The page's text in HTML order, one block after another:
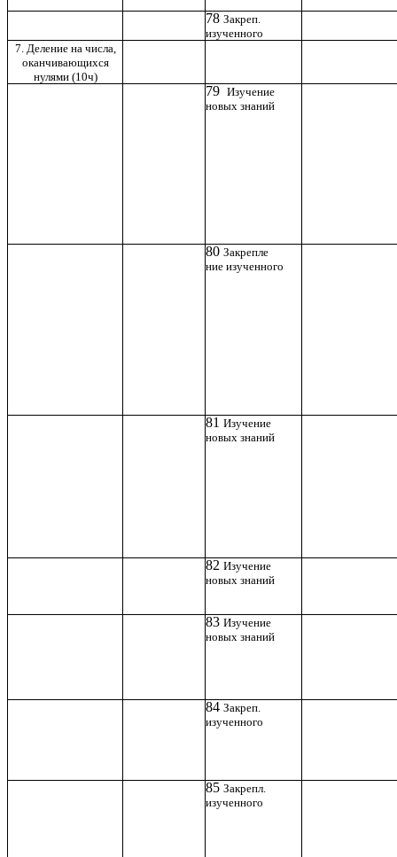
78 Закреп.
изученного
7. Деление на числа,
оканчивающихся
нулями (10ч)
79 Изучение
новых знаний
80 Закрепле
ние изученного
81 Изучение
новых знаний
82 Изучение
новых знаний
83 Изучение
новых знаний
84 Закреп.
изученного
85 Закрепл.
изученного